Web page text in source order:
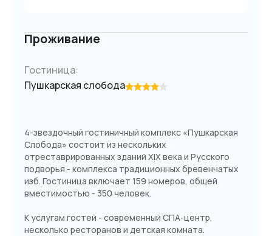
Проживание
Гостиница:
Пушкарская слобода
4-звездочный гостиничный комплекс «Пушкарская
Слобода» состоит из нескольких
отреставрированных зданий XIX века и Русского
подворья - комплекса традиционных бревенчатых
изб. Гостиница включает 159 номеров, общей
вместимостью - 350 человек.
К услугам гостей - современный СПА-центр,
несколько ресторанов и детская комната.